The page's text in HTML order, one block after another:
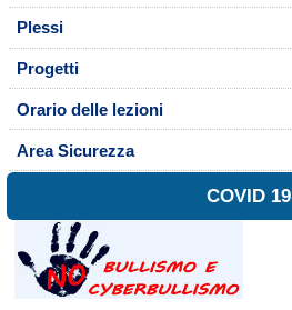
Plessi
Progetti
Orario delle lezioni
Area Sicurezza
COVID 19